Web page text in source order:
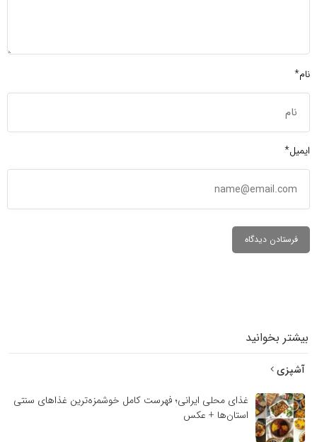
نام*
ایمیل*
بیشتر بخوانید
آشپزی
غذای محلی ایرانی؛ فهرست کامل خوشمزه‌ترین غذاهای سنتی
استان‌ها + عکس